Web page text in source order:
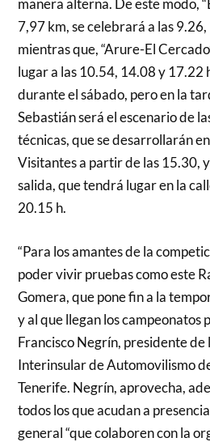
manera alterna. De este modo,
7,97 km, se celebrará a las
mientras que, “Arure-El
lugar a las 10.54, 14.08 y 17.22
durante el sábado, pero en la
Sebastián será el escenario de
técnicas, que se desarrollarán
Visitantes a partir de las 15.30,
salida, que tendrá lugar en la
20.15 h.
“Para los amantes de la
poder vivir pruebas como este
Gomera, que pone fin a la
y al que llegan los campeonatos
Francisco Negrín, presidente de
Interinsular de Automovilismo
Tenerife. Negrín, aprovecha,
todos los que acudan a
general “que colaboren con la